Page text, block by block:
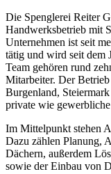
Die Spenglerei Reiter
Handwerksbetrieb mit
Unternehmen ist seit
tätig und wird seit dem
Team gehören rund
Mitarbeiter. Der
Burgenland,
private wie
Im Mittelpunkt stehen
Dazu zählen Planung,
Dächern, außerdem
sowie der Einbau von